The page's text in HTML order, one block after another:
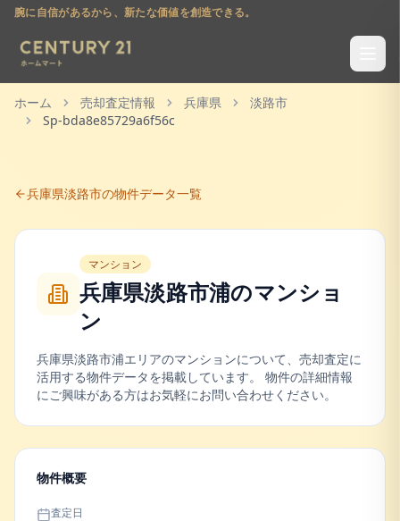
腕に自信があるから、新たな価値を創造できる。
ホーム 売却査定情報 兵庫県
淡路市
Sp-bda8e85729a6f56c
兵庫県淡路市の物件データ一覧
マンション
兵庫県淡路市浦のマンショ
ン
兵庫県淡路市浦エリアのマンションについて、売却査定に
活用する物件データを掲載しています。 物件の詳細情報
にご興味がある方はお気軽にお問い合わせください。
物件概要
査定日